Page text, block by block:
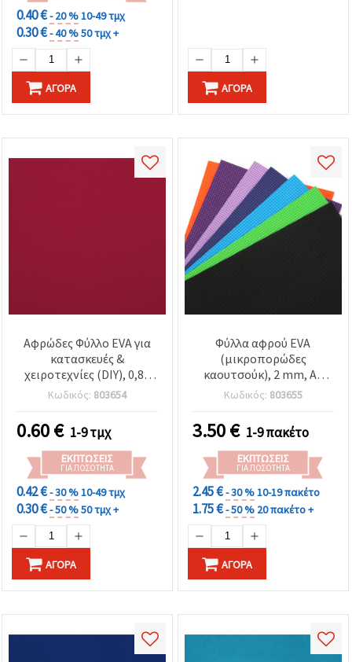
Σχολικές Κατασκευές
0.40 €- 20 %10-49 τμχ
0.30 €- 40 %50 τμχ +
ΑΓΟΡΆ ΑΓΟΡΆ
Αφρώδες Φύλλο EVA για
κατασκευές &
χειροτεχνίες (DIY), 0,8–
0,9 mm, 50x50 εκ., Σκούρο
Ροζ
Κωδικός: 803654
0.60€ 1-9 τμχ
ΕΚΠΤΏΣΕΙΣ
ΓΙΑ ΠΟΣΌΤΗΤΑ
0.42 €- 30 %10-49 τμχ
0.30 €- 50 %50 τμχ +
ΑΓΟΡΆ
Φύλλα αφρού EVA
(μικροπορώδες
καουτσούκ), 2 mm, A4
(20x30 cm), υφή
πλέγματος, μικτά
χρώματα - 10 τεμ.
Κωδικός: 803655
3.50€ 1-9 πακέτο
ΕΚΠΤΏΣΕΙΣ
ΓΙΑ ΠΟΣΌΤΗΤΑ
2.45 €- 30 %10-19 πακέτο
1.75 €- 50 % 20 πακέτο +
ΑΓΟΡΆ